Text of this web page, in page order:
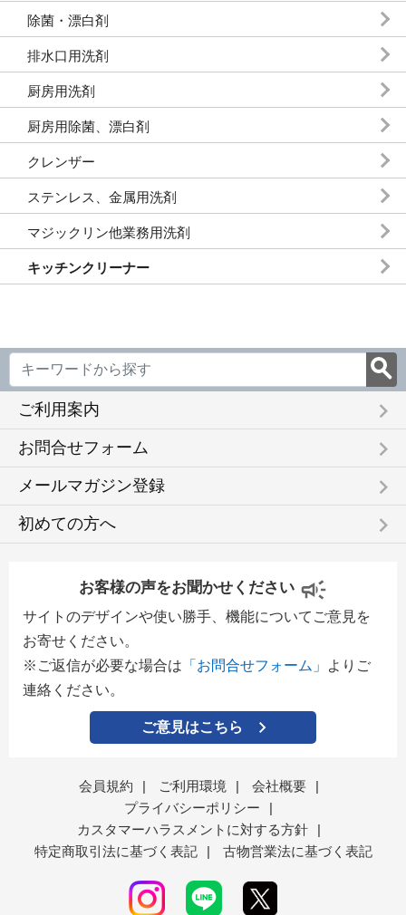
除菌・漂白剤
排水口用洗剤
厨房用洗剤
厨房用除菌、漂白剤
クレンザー
ステンレス、金属用洗剤
マジックリン他業務用洗剤
キッチンクリーナー
ご利用案内 keyboard_arrow_right
お問合せフォーム keyboard_arrow_right
メールマガジン登録 keyboard_arrow_right
初めての方へ keyboard_arrow_right
お客様の声をお聞かせください
サイトのデザインや使い勝手、機能についてご意見を
お寄せください。
※ご返信が必要な場合は 「お問合せフォーム」
よりご
連絡ください。
ご意見はこちら
会員規約 | ご利用環境 | 会社概要
|
プライバシーポリシー
|
カスタマーハラスメントに対する方針
|
特定商取引法に基づく表記
| 古物営業法に基づく表記